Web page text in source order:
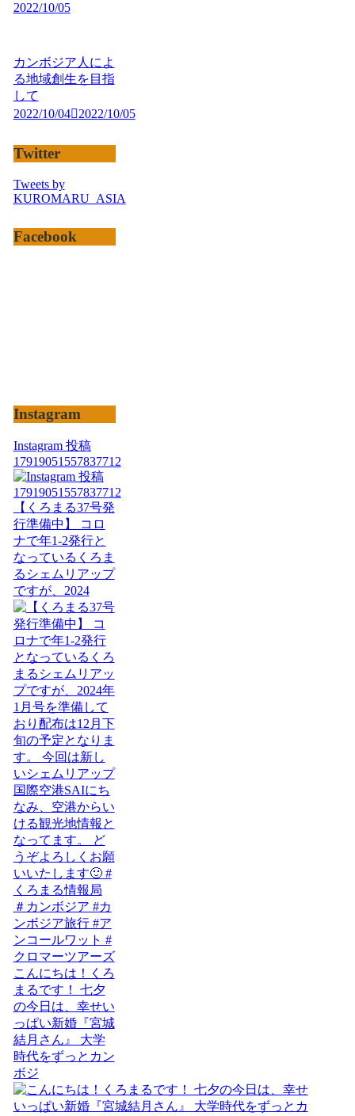
2022/10/05
カンボジア人によ
る地域創生を目指
して
2022/10/04
2022/10/05
Twitter
Tweets by
KUROMARU_ASIA
Facebook
Instagram
Instagram 投稿
17919051557837712
【くろまる37号発
行準備中】 コロ
ナで年1-2発行と
なっているくろま
るシェムリアップ
ですが、2024
こんにちは！くろ
まるです！ 七夕
の今日は、幸せい
っぱい新婚『宮城
結月さん』 大学
時代をずっとカン
ボジ